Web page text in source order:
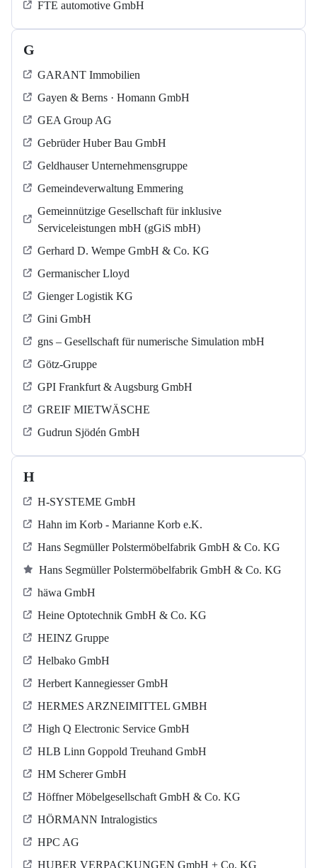
FTE automotive GmbH
G
GARANT Immobilien
Gayen & Berns · Homann GmbH
GEA Group AG
Gebrüder Huber Bau GmbH
Geldhauser Unternehmensgruppe
Gemeindeverwaltung Emmering
Gemeinnützige Gesellschaft für inklusive
Serviceleistungen mbH (gGiS mbH)
Gerhard D. Wempe GmbH & Co. KG
Germanischer Lloyd
Gienger Logistik KG
Gini GmbH
gns – Gesellschaft für numerische Simulation mbH
Götz-Gruppe
GPI Frankfurt & Augsburg GmbH
GREIF MIETWÄSCHE
Gudrun Sjödén GmbH
H
H-SYSTEME GmbH
Hahn im Korb - Marianne Korb e.K.
Hans Segmüller Polstermöbelfabrik GmbH & Co. KG
Hans Segmüller Polstermöbelfabrik GmbH & Co. KG
häwa GmbH
Heine Optotechnik GmbH & Co. KG
HEINZ Gruppe
Helbako GmbH
Herbert Kannegiesser GmbH
HERMES ARZNEIMITTEL GMBH
High Q Electronic Service GmbH
HLB Linn Goppold Treuhand GmbH
HM Scherer GmbH
Höffner Möbelgesellschaft GmbH & Co. KG
HÖRMANN Intralogistics
HPC AG
HUBER VERPACKUNGEN GmbH + Co. KG